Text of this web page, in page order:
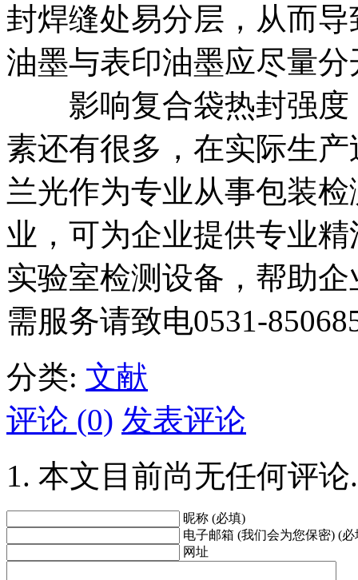
封焊缝处易分层，从而
油墨与表印油墨应尽量分
影响复合袋热封强度
素还有很多，在实际生
兰光作为专业从事包装
业，可为企业提供专业
实验室检测设备，帮助
需服务请致电0531-
分类: 文献
评论 (0) 发表评论
本文目前尚无任何评论.
昵称 (必填)
电子邮箱 (我们会为您保密) (必
网址